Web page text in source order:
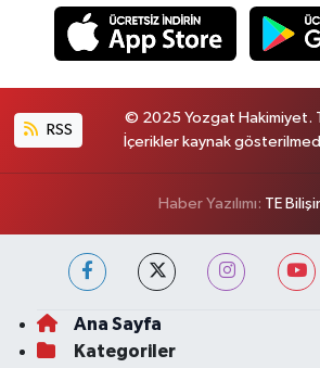
RSS
© 2025 Yozgat Hakimiyet.
İçerikler kaynak
Haber Yazılımı: TE
Ana Sayfa
Kategoriler